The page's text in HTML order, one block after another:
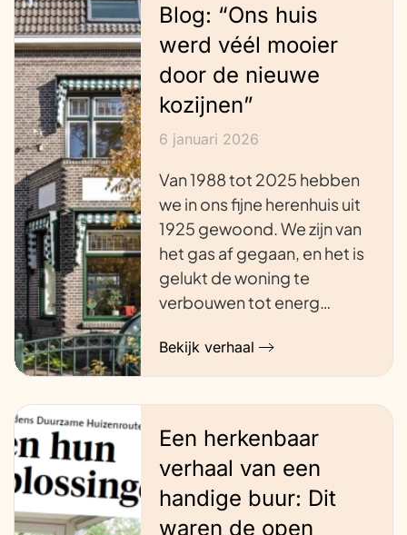
Blog: “Ons huis
werd véél mooier
door de nieuwe
kozijnen”
6 januari 2026
Van 1988 tot 2025 hebben
we in ons fijne herenhuis uit
1925 gewoond. We zijn van
het gas af gegaan, en het is
gelukt de woning te
verbouwen tot energ…
Bekijk verhaal
Een herkenbaar
verhaal van een
handige buur: Dit
waren de open